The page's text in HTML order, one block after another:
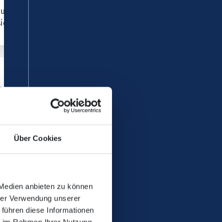
Über Cookies
anbieten zu können
Verwendung unserer
diese Informationen
ein, um praxisnah vor Ort zwei
Bubble, rein in
weggeblasen.